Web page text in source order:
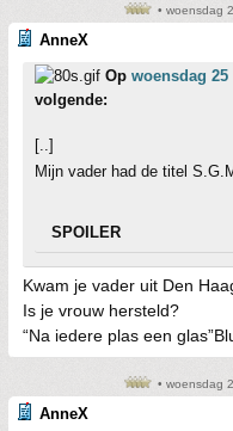
• woensdag
AnneX
Op woensdag 25
volgende:
[..]
Mijn vader had de titel
SPOILER
Kwam je vader uit Den
Is je vrouw hersteld?
“Na iedere plas een
• woensdag
AnneX